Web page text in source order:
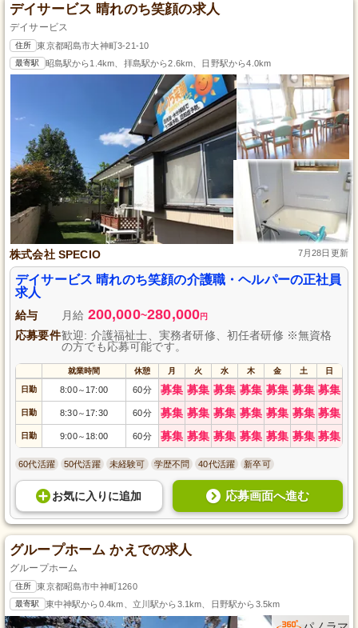
デイサービス 晴れのち笑顔の求人
デイサービス
住所 東京都昭島市大神町3-21-10
最寄駅 昭島駅から1.4km、拝島駅から2.6km、日野駅から4.0km
株式会社 SPECIO 7月28日更新
デイサービス 晴れのち笑顔の介護職・ヘルパーの正社員
求人
給与 月給 200,000~280,000円
応募要件歓迎: 介護福祉士、実務者研修、初任者研修 ※無資格
の方でも応募可能です。
就業時間 休憩 月 火 水 木 金 土 日
日勤 8:00～ 17:00 60分 募集 募集 募集 募集 募集 募集 募集
日勤 8:30～ 17:30 60分 募集 募集 募集 募集 募集 募集 募集
日勤 9:00～ 18:00 60分 募集 募集 募集 募集 募集 募集 募集
60代活躍 50代活躍 未経験可 学歴不問 40代活躍 新卒可
お気に入り に追加 応募画面へ進む
グループホーム かえでの求人
グループホーム
住所 東京都昭島市中神町1260
最寄駅 東中神駅から0.4km、立川駅から3.1km、日野駅から3.5km